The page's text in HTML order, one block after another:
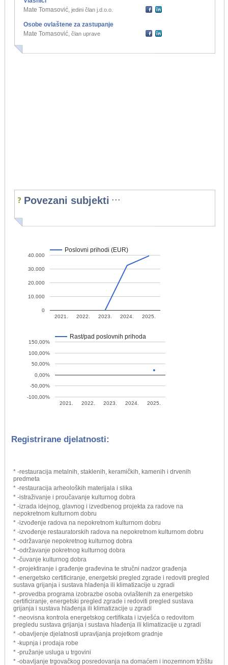
Mate Tomasović, jedini član j.d.o.o.
Osobe ovlaštene za zastupanje
Mate Tomasović, član uprave
Povezani subjekti ...
Poslovni prihodi (EUR)
2021. 2022. 2023. 2024. 2025.
0
10.000
20.000
30.000
40.000
Rast/pad poslovnih prihoda
2021. 2022. 2023. 2024. 2025.
-100,00%
-50,00%
0,00%
50,00%
100,00%
150,00%
Registrirane djelatnosti:
* -restauracija metalnih, staklenih, keramičkih, kamenih i drvenih
predmeta
* -restauracija arheoloških materijala i slika
* -istraživanje i proučavanje kulturnog dobra
* -izrada idejnog, glavnog i izvedbenog projekta za radove na
nepokretnom kulturnom dobru
* -izvođenje radova na nepokretnom kulturnom dobru
* -izvođenje restauratorskih radova na nepokretnom kulturnom dobru
* -održavanje nepokretnog kulturnog dobra
* -održavanje pokretnog kulturnog dobra
* -čuvanje kulturnog dobra
* -projektiranje i građenje građevina te stručni nadzor građenja
* -energetsko certificiranje, energetski pregled zgrade i redoviti pregled
sustava grijanja i sustava hlađenja ili klimatizacije u zgradi
* -provedba programa izobrazbe osoba ovlaštenih za energetsko
certificiranje, energetski pregled zgrade i redoviti pregled sustava
grijanja i sustava hlađenja ili klimatizacije u zgradi
* -neovisna kontrola energetskog certifikata i izvješća o redovitom
pregledu sustava grijanja i sustava hlađenja ili klimatizacije u zgradi
* -obavljenje djelatnosti upravljanja projetkom gradnje
* -kupnja i prodaja robe
* -pružanje usluga u trgovini
* -obavljanje trgovačkog posredovanja na domaćem i inozemnom tržištu